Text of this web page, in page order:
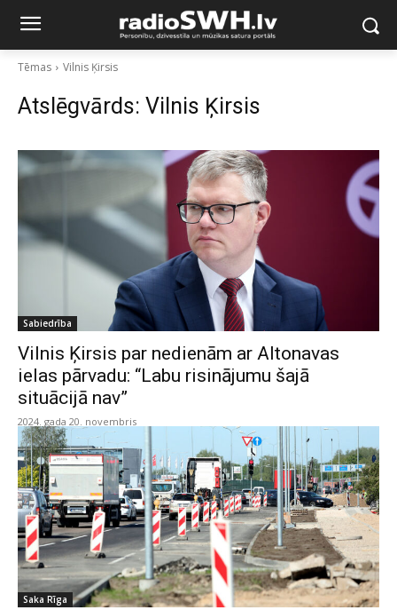
Tēmas Vilnis Ķirsis
Atslēgvārds: Vilnis Ķirsis
Sabiedrība
Vilnis Ķirsis par nedienām ar Altonavas
ielas pārvadu: “Labu risinājumu šajā
situācijā nav”
2024. gada 20. novembris
Saka Rīga